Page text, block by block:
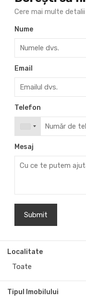
Cere mai multe detalii
Nume
Email
Telefon
Mesaj
Localitate
Toate
Tipul Imobilului